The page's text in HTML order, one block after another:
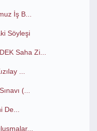
İş B...
Söyleşi
Saha Zi...
...
(...